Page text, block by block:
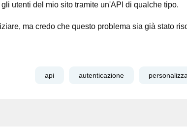
utenti del mio sito tramite un'API di qualche tipo.
ma credo che questo problema sia già stato
api autenticazione